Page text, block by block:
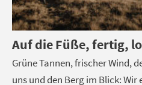
Auf die Füße, fertig,
Grüne Tannen, frischer Wind,
uns und den Berg im Blick: Wir